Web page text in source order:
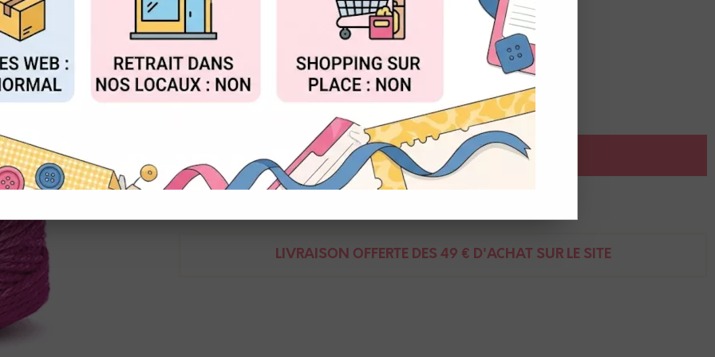
Réf. :1043.5002.COL.11
Vivant Ficelle coton
Bobine de 50m
AJOUTER AU PANIER
LIVRAISON OFFERTE DÈS 49 € D'ACHAT SUR LE SITE
ACCEPTER TOUT